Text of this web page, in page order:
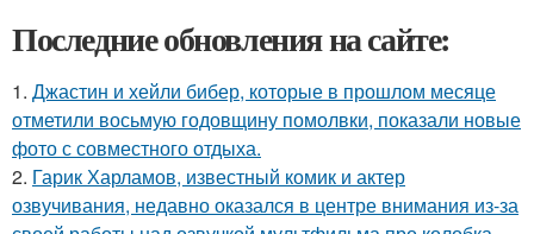
Последние обновления на сайте:
1. Джастин и хейли бибер, которые в прошлом месяце
отметили восьмую годовщину помолвки, показали новые
фото с совместного отдыха.
2. Гарик Харламов, известный комик и актер
озвучивания, недавно оказался в центре внимания из-за